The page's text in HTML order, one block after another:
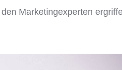
Marketingexperten